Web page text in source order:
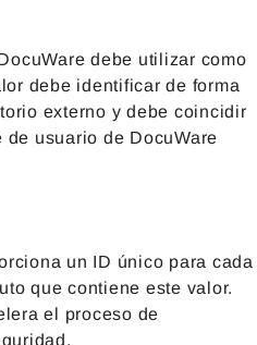
debe utilizar como
debe identificar de forma
externo y debe coincidir
usuario de DocuWare
un ID único para cada
que contiene este valor.
el proceso de